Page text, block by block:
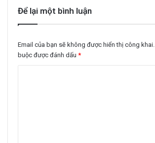
Để lại một bình luận
Email của bạn sẽ không được hiển thị công khai.
buộc được đánh dấu *